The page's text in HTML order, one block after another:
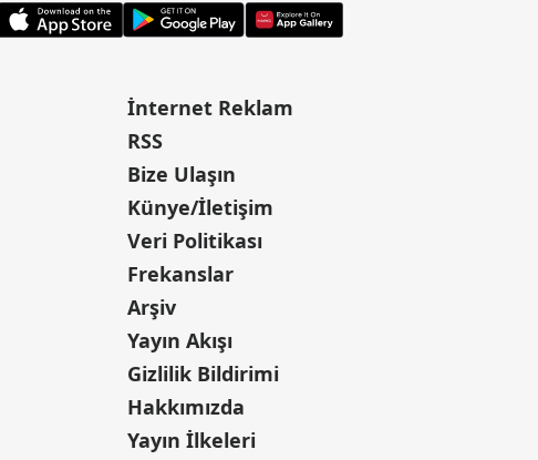
İnternet Reklam
RSS
Bize Ulaşın
Künye/İletişim
Veri Politikası
Frekanslar
Arşiv
Yayın Akışı
Gizlilik Bildirimi
Hakkımızda
Yayın İlkeleri